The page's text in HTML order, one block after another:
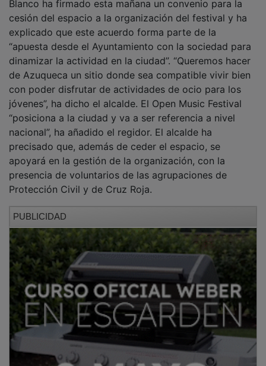
cesión del espacio a la organización del festival y ha
explicado que este acuerdo forma parte de la
“apuesta desde el Ayuntamiento con la sociedad para
dinamizar la actividad en la ciudad”. “Queremos hacer
de Azuqueca un sitio donde sea compatible vivir bien
con poder disfrutar de actividades de ocio para los
jóvenes”, ha dicho el alcalde. El Open Music Festival
“posiciona a la ciudad y va a ser referencia a nivel
nacional”, ha añadido el regidor. El alcalde ha
precisado que, además de ceder el espacio, se
apoyará en la gestión de la organización, con la
presencia de voluntarios de las agrupaciones de
Protección Civil y de Cruz Roja.